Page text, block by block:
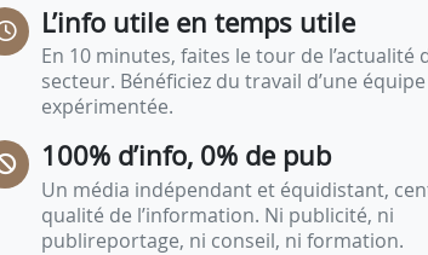
L’info utile en temps utile
En 10 minutes, faites le tour de l’actualité
secteur. Bénéficiez du travail d’une équipe
expérimentée.
100% d’info, 0% de pub
Un média indépendant et équidistant,
qualité de l’information. Ni publicité, ni
publireportage, ni conseil, ni formation.